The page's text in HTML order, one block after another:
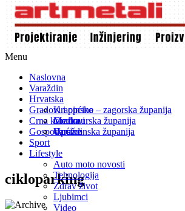
Menu
Naslovna
Varaždin
Hrvatska
Krapinsko – zagorska županija
Međimurska županija
Varaždinska županija
Gradovi i općine
Gradovi
Općine
Crna kronika
Gospodarstvo
Sport
Lifestyle
Auto moto novosti
Tehnologija
Zdrav život
Ljubimci
Video
cikloparking